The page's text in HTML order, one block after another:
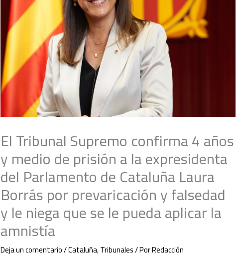
El Tribunal Supremo confirma 4 años
y medio de prisión a la expresidenta
del Parlamento de Cataluña Laura
Borrás por prevaricación y falsedad
y le niega que se le pueda aplicar la
amnistía
Deja un comentario/Cataluña,Tribunales/ PorRedacción